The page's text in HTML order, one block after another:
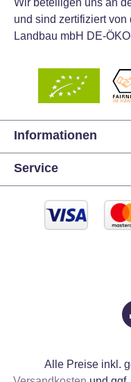
Wir beteiligen uns an
und sind zertifiziert
Landbau mbH DE-
Informationen
Service
Alle Preise inkl.